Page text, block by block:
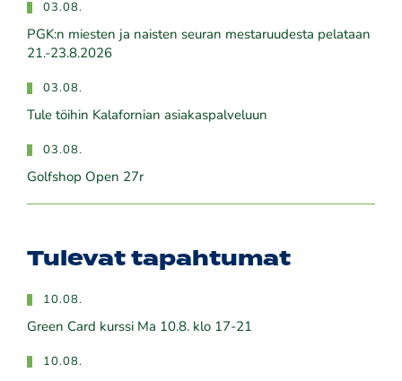
03.08.
PGK:n miesten ja naisten seuran mestaruudesta pelataan
21.-23.8.2026
03.08.
Tule töihin Kalafornian asiakaspalveluun
03.08.
Golfshop Open 27r
Tulevat tapahtumat
10.08.
Green Card kurssi Ma 10.8. klo 17-21
10.08.